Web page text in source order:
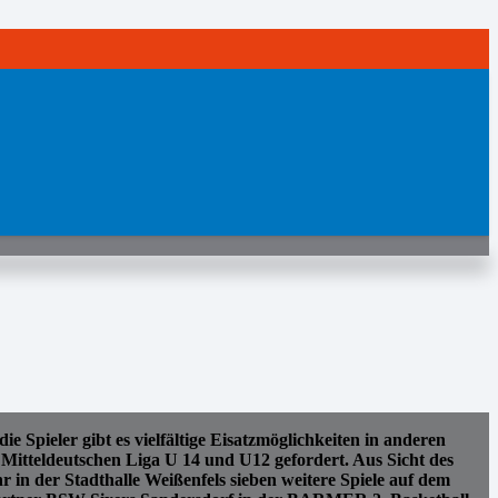
Spieler gibt es vielfältige Eisatzmöglichkeiten in anderen
Liga U 14 und U12 gefordert. Aus Sicht des
der Stadthalle Weißenfels sieben weitere Spiele auf dem